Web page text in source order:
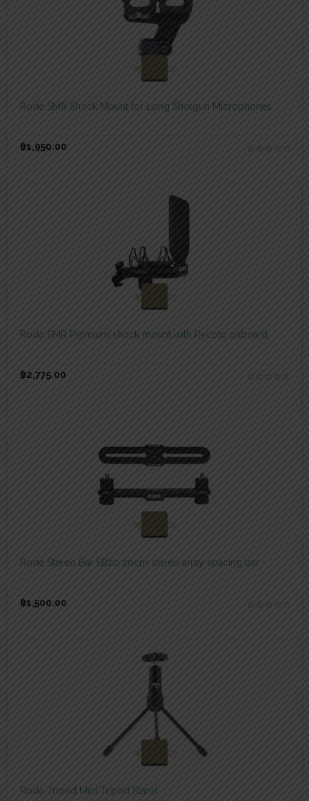
Rode SM8 Shock Mount for Long Shotgun Microphones
฿1,950.00
สอบถามและสั่งซื้อสินค้า
Rode SMR Premium shock mount with Rycote onboard
฿2,775.00
Rode Stereo Bar SB20 20cm stereo array spacing bar
฿1,500.00
Rode Tripod Mini Tripod Stand